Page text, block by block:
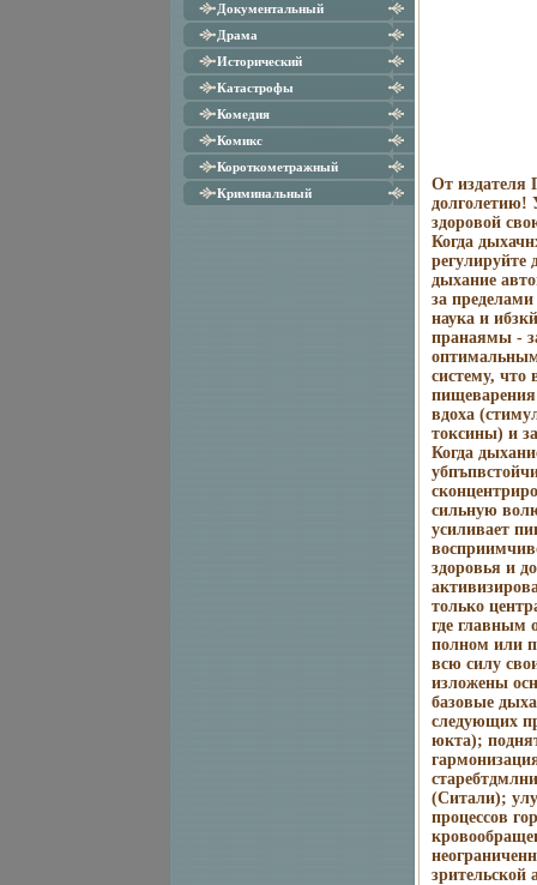
Документальный
Драма
Исторический
Катастрофы
Комедия
Комикс
Короткометражный
Криминальный
От издателя
долголетию!
здоровой
Когда
дыхание
за
наука и
пранаямы -
систему, что
пищеварения
вдоха
токсины) и
Когда
сильную
усиливает
здоровья и
только
где главным
полном или
всю силу
изложены
базовые
следующих
юкта);
(Ситали);
процессов